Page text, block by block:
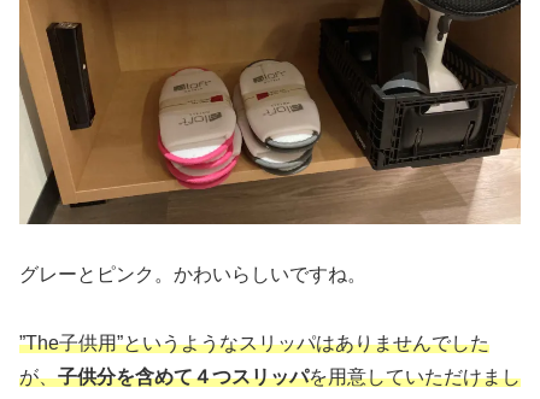
グレーとピンク。かわいらしいですね。
”The子供用”というようなスリッパはありませんでした
が、子供分を含めて４つスリッパを用意していただけまし